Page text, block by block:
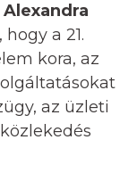
a 21.
kora, az
az üzleti